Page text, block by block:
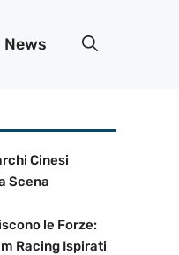
News
Cinesi
Scena
le Forze:
Racing Ispirati